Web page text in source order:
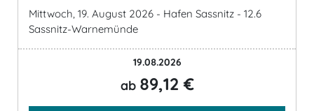
Mittwoch, 19. August 2026 - Hafen Sassnitz - 12.6
Sassnitz-Warnemünde
19.08.2026
ab 89,12 €